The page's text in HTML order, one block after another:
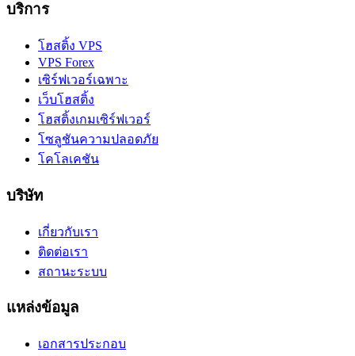
บริการ
โฮสติ้ง VPS
VPS Forex
เซิร์ฟเวอร์เฉพาะ
เว็บโฮสติ้ง
โฮสติ้งเกมเซิร์ฟเวอร์
โซลูชันความปลอดภัย
โคโลเคชัน
บริษัท
เกี่ยวกับเรา
ติดต่อเรา
สถานะระบบ
แหล่งข้อมูล
เอกสารประกอบ